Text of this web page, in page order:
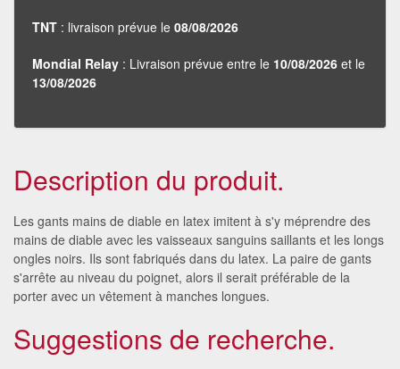
TNT : livraison prévue le 08/08/2026
Mondial Relay : Livraison prévue entre le 10/08/2026 et le
13/08/2026
Description du produit.
Les gants mains de diable en latex imitent à s'y méprendre des
mains de diable avec les vaisseaux sanguins saillants et les longs
ongles noirs. Ils sont fabriqués dans du latex. La paire de gants
s'arrête au niveau du poignet, alors il serait préférable de la
porter avec un vêtement à manches longues.
Suggestions de recherche.